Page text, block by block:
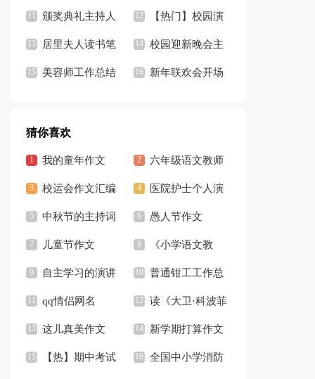
开场白汇编7篇 匆》读后感
颁奖典礼主持人
开场白
【热门】校园演
讲稿
居里夫人读书笔
记
校园迎新晚会主
持人开场白13篇
美容师工作总结 新年联欢会开场
猜你喜欢
我的童年作文
【推荐】
六年级语文教师
工作总结15篇
校运会作文汇编
15篇
医院护士个人演
讲稿
中秋节的主持词
开场白
愚人节作文
儿童节作文
【精】
《小学语文教
师》读书笔记
自主学习的演讲
稿
普通钳工工作总
结
qq情侣网名 读《大卫·科波菲
尔》有感
这儿真美作文
【推荐】
新学期打算作文
【热】期中考试 全国中小学消防